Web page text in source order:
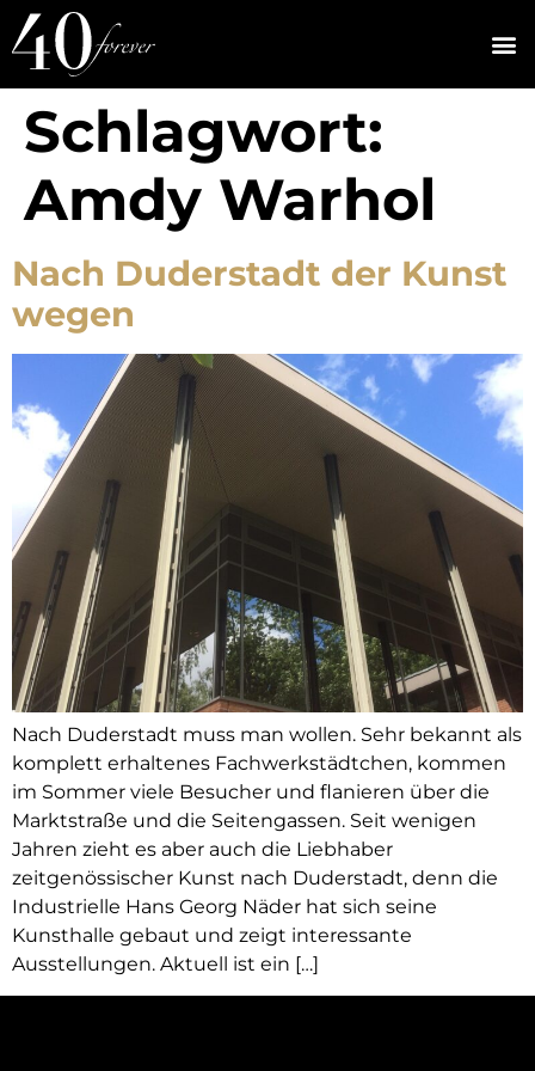
Schlagwort:
Amdy Warhol
Nach Duderstadt der Kunst
wegen
Nach Duderstadt muss man wollen. Sehr bekannt als
komplett erhaltenes Fachwerkstädtchen, kommen
im Sommer viele Besucher und flanieren über die
Marktstraße und die Seitengassen. Seit wenigen
Jahren zieht es aber auch die Liebhaber
zeitgenössischer Kunst nach Duderstadt, denn die
Industrielle Hans Georg Näder hat sich seine
Kunsthalle gebaut und zeigt interessante
Ausstellungen. Aktuell ist ein […]